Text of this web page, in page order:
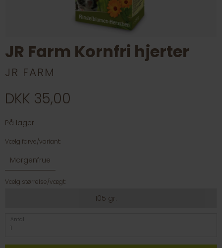
JR Farm Kornfri hjerter
JR FARM
DKK 35,00
På lager
Vælg farve/variant:
Morgenfrue
Vælg størrelse/vægt:
105 gr.
Antal